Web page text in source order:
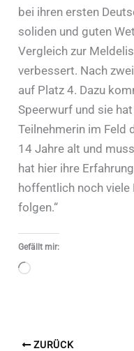
bei ihren ersten
soliden und guten
Vergleich zur
verbessert. Nach
auf Platz 4. Dazu
Speerwurf und sie
Teilnehmerin im Feld
14 Jahre alt und
hat hier ihre
hoffentlich noch
folgen.“
Gefällt mir:
Wird
ZURÜCK